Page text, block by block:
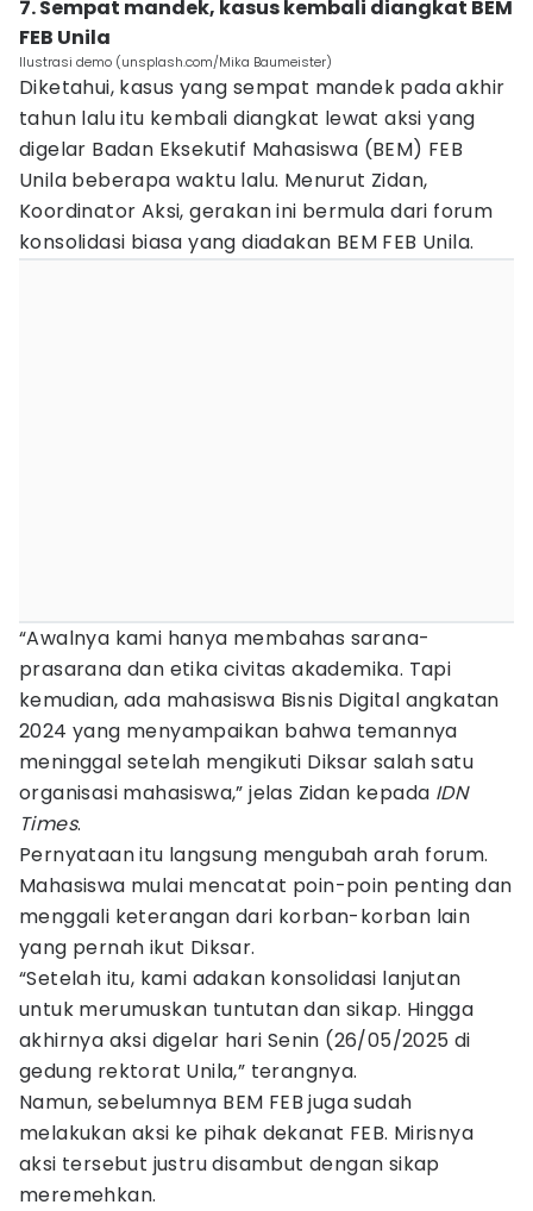
7. Sempat mandek, kasus kembali diangkat BEM
FEB Unila
Ilustrasi demo (unsplash.com/Mika Baumeister)
Diketahui, kasus yang sempat mandek pada akhir
tahun lalu itu kembali diangkat lewat aksi yang
digelar Badan Eksekutif Mahasiswa (BEM) FEB
Unila beberapa waktu lalu. Menurut Zidan,
Koordinator Aksi, gerakan ini bermula dari forum
konsolidasi biasa yang diadakan BEM FEB Unila.
“Awalnya kami hanya membahas sarana-
prasarana dan etika civitas akademika. Tapi
kemudian, ada mahasiswa Bisnis Digital angkatan
2024 yang menyampaikan bahwa temannya
meninggal setelah mengikuti Diksar salah satu
organisasi mahasiswa,” jelas Zidan kepada IDN
Times.
Pernyataan itu langsung mengubah arah forum.
Mahasiswa mulai mencatat poin-poin penting dan
menggali keterangan dari korban-korban lain
yang pernah ikut Diksar.
“Setelah itu, kami adakan konsolidasi lanjutan
untuk merumuskan tuntutan dan sikap. Hingga
akhirnya aksi digelar hari Senin (26/05/2025 di
gedung rektorat Unila,” terangnya.
Namun, sebelumnya BEM FEB juga sudah
melakukan aksi ke pihak dekanat FEB. Mirisnya
aksi tersebut justru disambut dengan sikap
meremehkan.